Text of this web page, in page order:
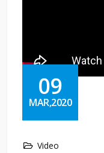
09
MAR,2020
Video